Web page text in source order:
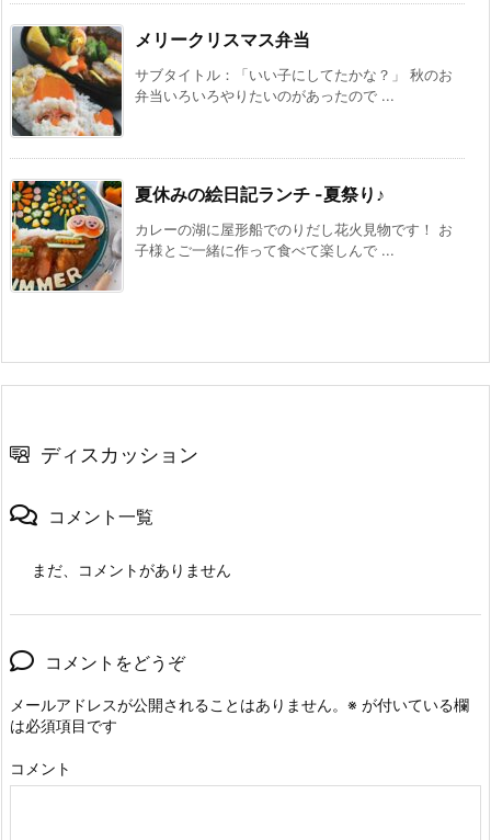
メリークリスマス弁当
サブタイトル：「いい子にしてたかな？」 秋のお
弁当いろいろやりたいのがあったので ...
夏休みの絵日記ランチ -夏祭り♪
カレーの湖に屋形船でのりだし花火見物です！ お
子様とご一緒に作って食べて楽しんで ...
ディスカッション
コメント一覧
まだ、コメントがありません
コメントをどうぞ
メールアドレスが公開されることはありません。 ※ が付いている欄
は必須項目です
コメント